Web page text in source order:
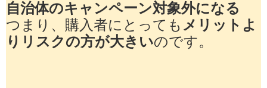
自治体のキャンペーン対象外になる
つまり、購入者にとっても メリットよ
りリスクの方が大きいのです。